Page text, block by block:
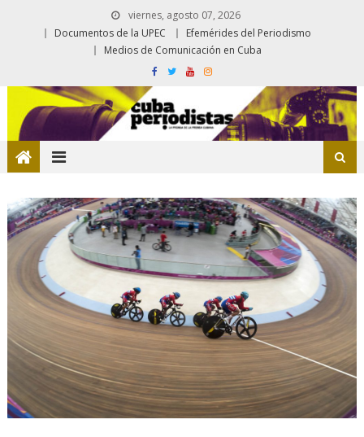
viernes, agosto 07, 2026
Documentos de la UPEC
Efemérides del Periodismo
Medios de Comunicación en Cuba